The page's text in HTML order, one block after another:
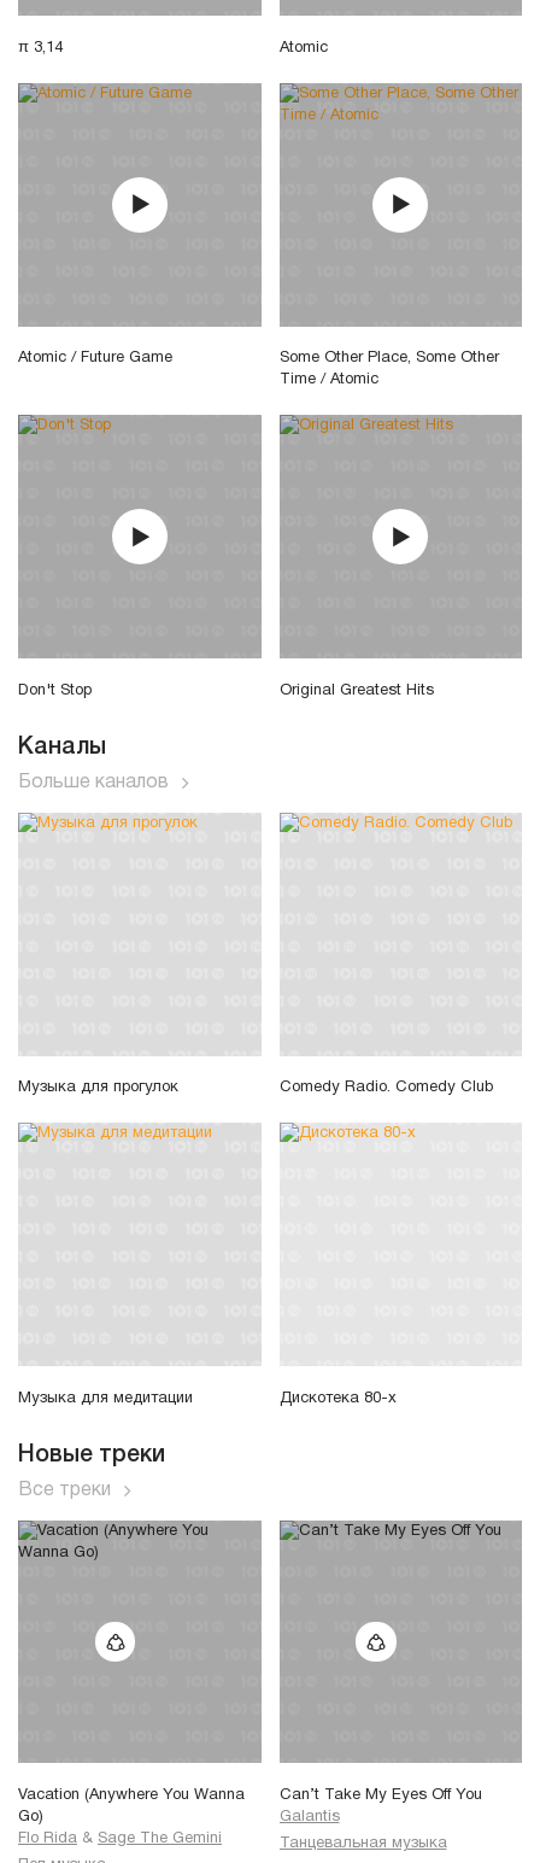
π 3,14 Atomic
Atomic / Future Game
Some Other Place, Some Other
Time / Atomic
Don't Stop Original Greatest Hits
Каналы
Больше каналов
Музыка для прогулок Comedy Radio. Comedy Club
Музыка для медитации Дискотека 80-х
Новые треки
Все треки
Vacation (Anywhere You Wanna
Go)
Flo Rida & Sage The Gemini
Can’t Take My Eyes Off You
Galantis
Танцевальная музыка